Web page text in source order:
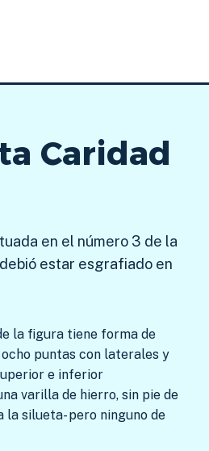
Caridad
en el número 3 de la
estar esgrafiado en
la figura tiene forma de
puntas con laterales y
e inferior
varilla de hierro, sin pie de
silueta- pero ninguno de